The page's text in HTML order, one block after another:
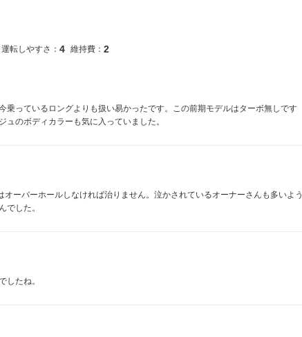
運転しやすさ： 4 維持費： 2
乗っているロングよりも扱い易かったです。この前期モデルはターボ無しです
のボディカラーも気に入っていました。
ーバーホールしなければ治りません。泣かされているオーナーさんも多いよう
でした。
したね。